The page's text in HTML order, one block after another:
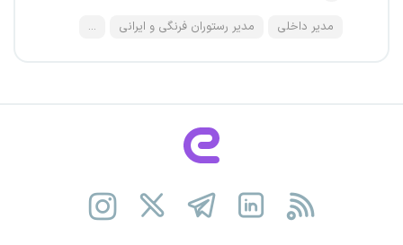
مدیر داخلی مدیر رستوران فرنگی و ایرانی ...